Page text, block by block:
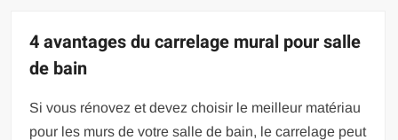
4 avantages du carrelage mural pour salle
de bain
Si vous rénovez et devez choisir le meilleur matériau
pour les murs de votre salle de bain, le carrelage peut